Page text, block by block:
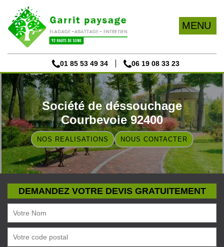
MENU
01 85 53 49 34 06 19 08 33 23
Société de déssouchage
Courbevoie 92400
NOS REALISATIONS NOUS CONTACTER
DEMANDEZ VOTRE DEVIS GRATUITEMENT